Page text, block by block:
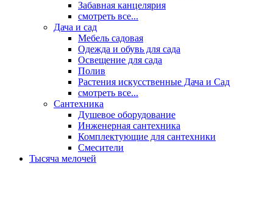
Забавная канцелярия
смотреть все...
Дача и сад
Мебель садовая
Одежда и обувь для сада
Освещение для сада
Полив
Растения искусственные Дача и Сад
смотреть все...
Сантехника
Душевое оборудование
Инженерная сантехника
Комплектующие для сантехники
Смесители
Тысяча мелочей